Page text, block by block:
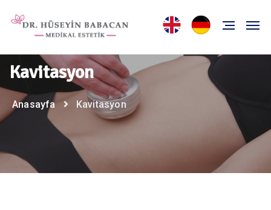
Kavitasyon
Anasayfa Kavitasyon